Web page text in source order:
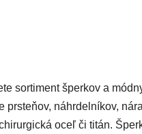
sortiment šperkov a
náhrdelníkov,
oceľ či titán.